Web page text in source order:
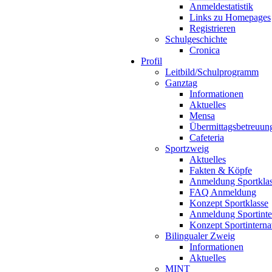
Anmeldestatistik
Links zu Homepages
Registrieren
Schulgeschichte
Cronica
Profil
Leitbild/Schulprogramm
Ganztag
Informationen
Aktuelles
Mensa
Cafeteria
Sportzweig
Aktuelles
Fakten & Köpfe
Anmeldung
FAQ Anmeldung
Konzept Sportklasse
Anmeldung
Konzept
Bilingualer Zweig
Informationen
Aktuelles
MINT